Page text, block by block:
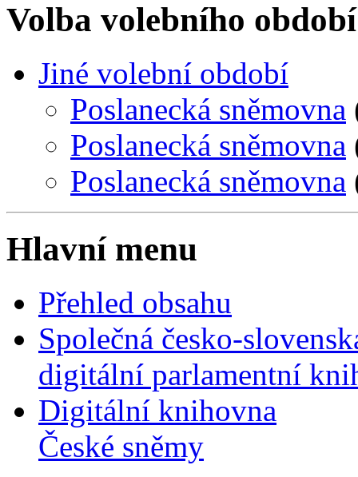
Volba volebního období
Jiné volební období
Poslanecká sněmovna
Poslanecká sněmovna
Poslanecká sněmovna
Hlavní menu
Přehled obsahu
Společná česko-
digitální parlamentní
Digitální knihovna
České sněmy